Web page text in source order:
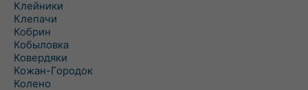
Клейники
Клепачи
Кобрин
Кобыловка
Ковердяки
Кожан-Городок
Колено